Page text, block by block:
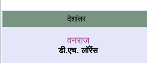
देशांतर
वनराज
डी.एच. लॉरेंस